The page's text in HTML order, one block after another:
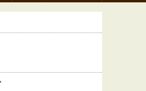
幡 上原 神山町 渋谷 新宿